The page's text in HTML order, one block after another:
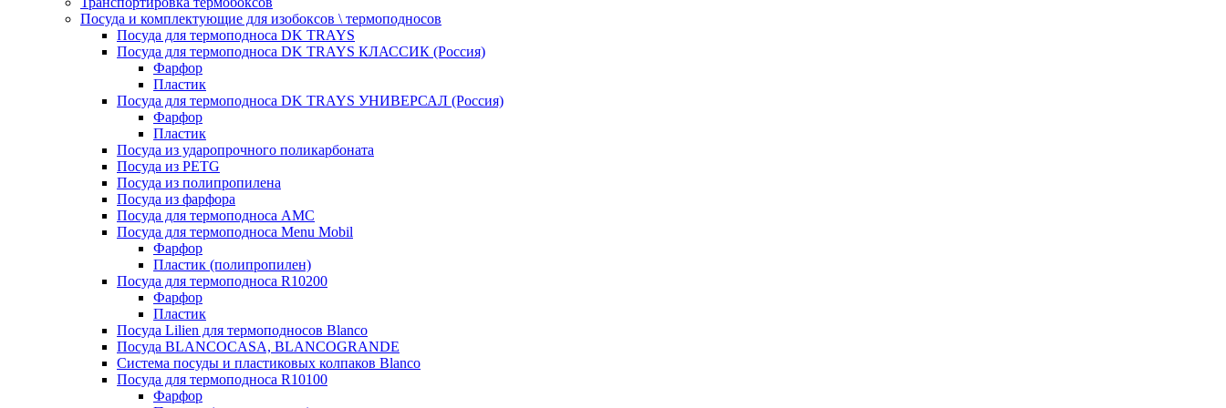
Посуда и комплектующие для изобоксов \ термоподносов
Посуда для термоподноса DK TRAYS
Посуда для термоподноса DK TRAYS КЛАССИК (Россия)
Фарфор
Пластик
Посуда для термоподноса DK TRAYS УНИВЕРСАЛ (Россия)
Фарфор
Пластик
Посуда из ударопрочного поликарбоната
Посуда из PETG
Посуда из полипропилена
Посуда из фарфора
Посуда для термоподноса AMC
Посуда для термоподноса Menu Mobil
Фарфор
Пластик (полипропилен)
Посуда для термоподноса R10200
Фарфор
Пластик
Посуда Lilien для термоподносов Blanco
Посуда BLANCOCASA, BLANCOGRANDE
Система посуды и пластиковых колпаков Blanco
Посуда для термоподноса R10100
Фарфор